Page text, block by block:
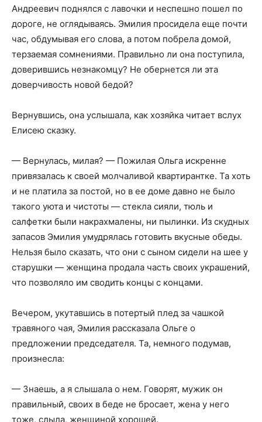
Андреевич поднялся с лавочки и неспешно пошел по
дороге, не оглядываясь. Эмилия просидела еще почти
час, обдумывая его слова, а потом побрела домой,
терзаемая сомнениями. Правильно ли она поступила,
доверившись незнакомцу? Не обернется ли эта
доверчивость новой бедой?
Вернувшись, она услышала, как хозяйка читает вслух
Елисею сказку.
— Вернулась, милая? — Пожилая Ольга искренне
привязалась к своей молчаливой квартирантке. Та хоть
и не платила за постой, но в ее доме давно не было
такого уюта и чистоты — стекла сияли, тюль и
салфетки были накрахмалены, ни пылинки. Из скудных
запасов Эмилия умудрялась готовить вкусные обеды.
Нельзя было сказать, что они с сыном сидели на шее у
старушки — женщина продала часть своих украшений,
что позволяло им сводить концы с концами.
Вечером, укутавшись в потертый плед за чашкой
травяного чая, Эмилия рассказала Ольге о
предложении председателя. Та, немного подумав,
произнесла:
— Знаешь, а я слышала о нем. Говорят, мужик он
правильный, своих в беде не бросает, жена у него
тоже, слыла, женщиной хорошей.